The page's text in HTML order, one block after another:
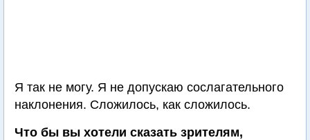
Я так не могу. Я не допускаю сослагательного
наклонения. Сложилось, как сложилось.
Что бы вы хотели сказать зрителям,